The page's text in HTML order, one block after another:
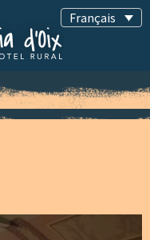
Français